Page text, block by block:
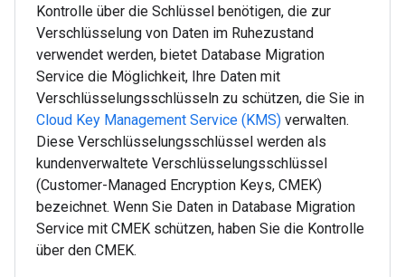
Kontrolle über die Schlüssel benötigen, die zur
Verschlüsselung von Daten im Ruhezustand
verwendet werden, bietet Database Migration
Service die Möglichkeit, Ihre Daten mit
Verschlüsselungsschlüsseln zu schützen, die Sie in
Cloud Key Management Service (KMS) verwalten.
Diese Verschlüsselungsschlüssel werden als
kundenverwaltete Verschlüsselungsschlüssel
(Customer-Managed Encryption Keys, CMEK)
bezeichnet. Wenn Sie Daten in Database Migration
Service mit CMEK schützen, haben Sie die Kontrolle
über den CMEK.